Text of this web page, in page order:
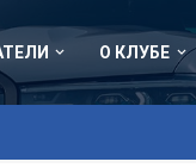
О КЛУБЕ